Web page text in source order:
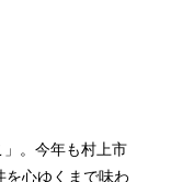
。今年も村上市
を心ゆくまで味わ